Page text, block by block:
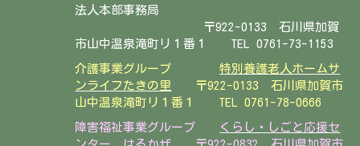
法人本部事務局
〒922-0133 石川県加賀
市山中温泉滝町リ１番１ TEL 0761-73-1153
介護事業グループ特別養護老人ホームサ
ンライフたきの里
〒922-0133 石川県加賀市
山中温泉滝町リ１番１
TEL 0761-78-0666
障害福祉事業グループ
くらし・しごと応援セ